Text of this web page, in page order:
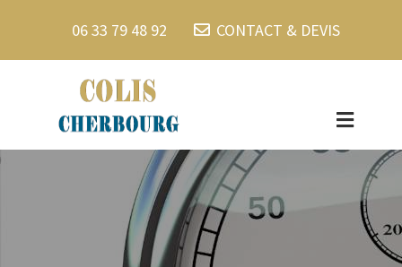
06 33 79 48 92 CONTACT & DEVIS